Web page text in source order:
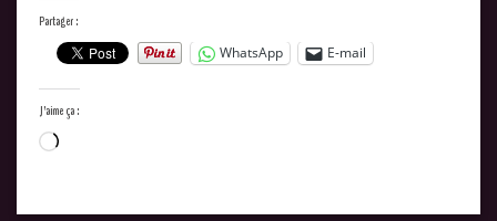
Partager :
WhatsApp E-mail
J’aime ça :
Chargement…